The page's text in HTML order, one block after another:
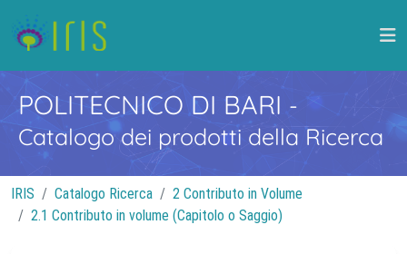
POLITECNICO DI BARI -
Catalogo dei prodotti della Ricerca
IRIS Catalogo Ricerca
2 Contributo in Volume
2.1 Contributo in volume (Capitolo o Saggio)